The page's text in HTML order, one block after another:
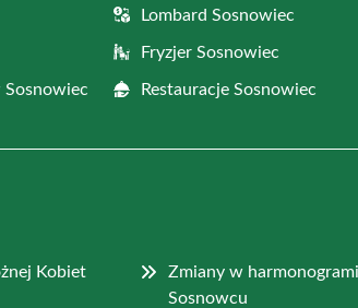
Lombard Sosnowiec
Fryzjer Sosnowiec
Restauracje Sosnowiec
Kobiet
Zmiany w
Sosnowcu